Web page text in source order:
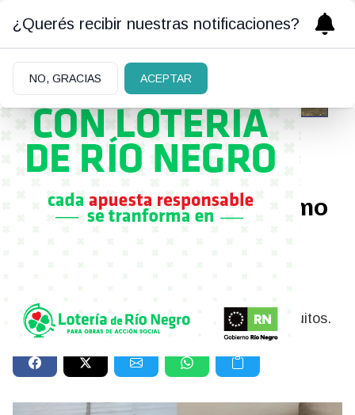
Invierno en Bariloche: cómo
prevenir intoxicaciones, incendios y cortocircuitos.
¿Querés recibir nuestras notificaciones?
NO, GRACIAS ACEPTAR